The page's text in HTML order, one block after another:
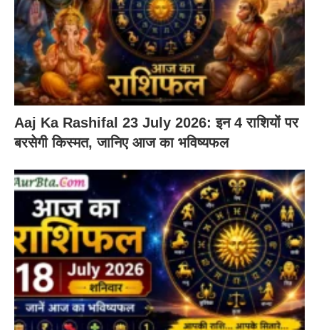
Aaj Ka Rashifal 23 July 2026: इन 4 राशियों पर
बरसेगी किस्मत, जानिए आज का भविष्यफल